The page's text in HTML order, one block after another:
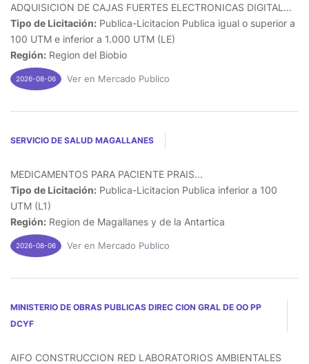
ADQUISICION DE CAJAS FUERTES ELECTRONICAS DIGITAL...
Tipo de Licitación: Publica-Licitacion Publica igual o superior a
100 UTM e inferior a 1.000 UTM (LE)
Región: Region del Biobio
2026-08-06 Ver en Mercado Publico
SERVICIO DE SALUD MAGALLANES
MEDICAMENTOS PARA PACIENTE PRAIS...
Tipo de Licitación: Publica-Licitacion Publica inferior a 100
UTM (L1)
Región: Region de Magallanes y de la Antartica
2026-08-06 Ver en Mercado Publico
MINISTERIO DE OBRAS PUBLICAS DIREC CION GRAL DE OO PP
DCYF
AIFO CONSTRUCCION RED LABORATORIOS AMBIENTALES